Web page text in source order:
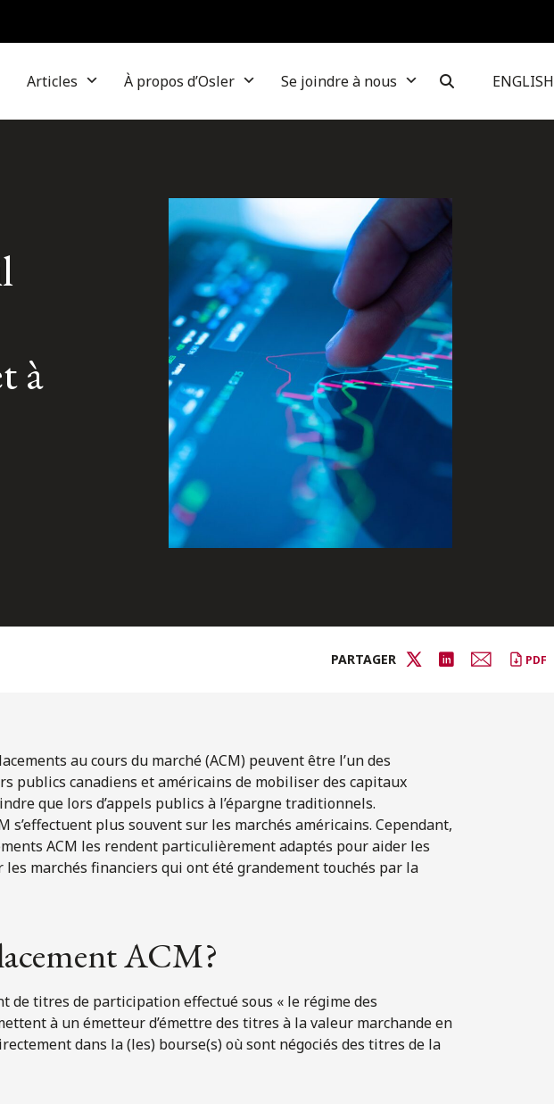
Articles À propos d’Osler Se joindre à nous ENGLISH
à
PARTAGER PDF
au cours du marché (ACM) peuvent être l’un des
publics canadiens et américains de mobiliser des capitaux
que lors d’appels publics à l’épargne traditionnels.
s’effectuent plus souvent sur les marchés américains. Cependant,
ACM les rendent particulièrement adaptés pour aider les
marchés financiers qui ont été grandement touchés par la
ACM?
de titres de participation effectué sous « le régime des
à un émetteur d’émettre des titres à la valeur marchande en
dans la (les) bourse(s) où sont négociés des titres de la